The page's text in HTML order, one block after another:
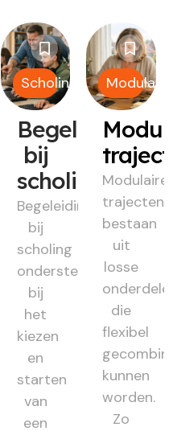
Scholing
Begeleiding
bij
scholing
Begeleiding
bij
scholing
ondersteunt
bij
het
kiezen
en
starten
van
een
Modulair
Modulaire
trajecten
bestaan
uit
losse
die
flexibel
kunnen
worden.
Zo